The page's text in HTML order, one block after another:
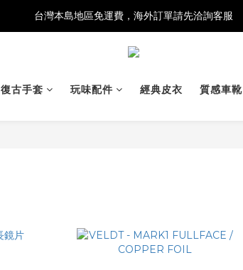
台灣本島地區免運費，海外訂單請先洽詢客服
復古手套 玩味配件 經典皮衣 質感車靴